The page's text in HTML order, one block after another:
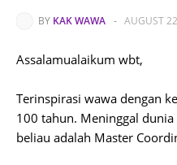
BY KAK WAWA - AUGUST
Assalamualaikum wbt,
Terinspirasi wawa dengan
100 tahun. Meninggal
beliau adalah Master